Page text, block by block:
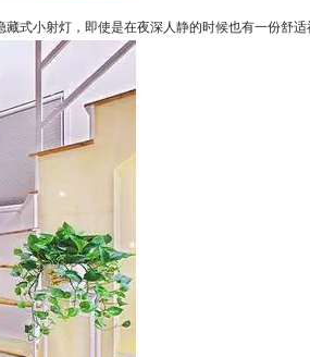
式小射灯，即使是在夜深人静的时候也有一份舒适